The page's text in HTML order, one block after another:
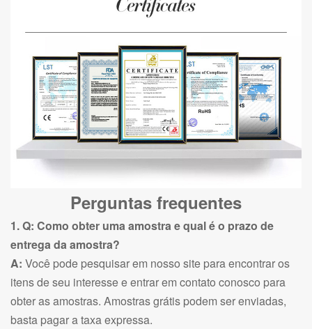
Perguntas frequentes
1. Q: Como obter uma amostra e qual é o prazo de
entrega da amostra?
A: Você pode pesquisar em nosso site para encontrar os
itens de seu interesse e entrar em contato conosco para
obter as amostras. Amostras grátis podem ser enviadas,
basta pagar a taxa expressa.